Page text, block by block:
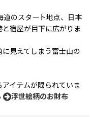
道のスタート地点、日本
宿屋が目下に広がりま
見えてしまう富士山の
イテムが限られていま
浮世絵柄のお財布